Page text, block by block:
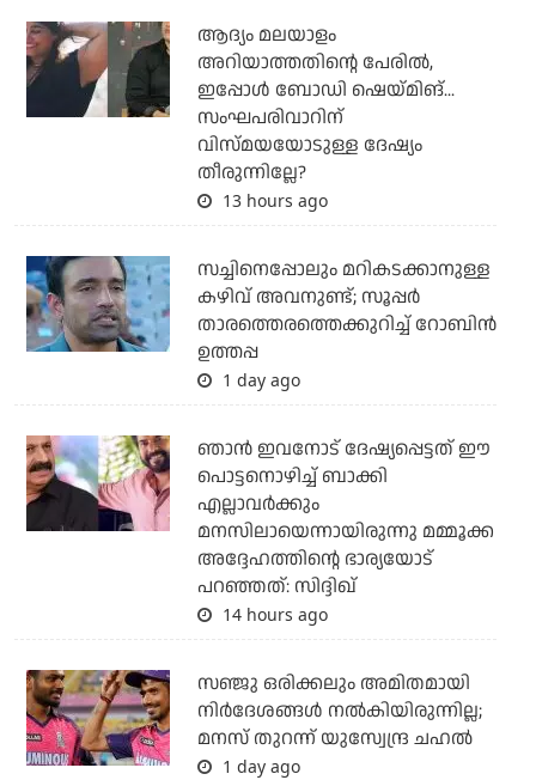
ആദ്യം മലയാളം
അറിയാത്തതിന്റെ പേരില്‍,
ഇപ്പോള്‍ ബോഡി ഷെയ്മിങ്...
സംഘപരിവാറിന്
വിസ്മയയോടുള്ള ദേഷ്യം
തീരുന്നില്ലേ?
13 hours ago
സച്ചിനെപ്പോലും മറികടക്കാനുള്ള
കഴിവ് അവനുണ്ട്; സൂപ്പര്‍
താരത്തെരത്തെക്കുറിച്ച് റോബിന്‍
ഉത്തപ്പ
1 day ago
ഞാന്‍ ഇവനോട് ദേഷ്യപ്പെട്ടത് ഈ
പൊട്ടനൊഴിച്ച് ബാക്കി
എല്ലാവര്‍ക്കും
മനസിലായെന്നായിരുന്നു മമ്മൂക്ക
അദ്ദേഹത്തിന്റെ ഭാര്യയോട്
പറഞ്ഞത്: സിദ്ദിഖ്
14 hours ago
സഞ്ജു ഒരിക്കലും അമിതമായി
നിര്‍ദേശങ്ങള്‍ നല്‍കിയിരുന്നില്ല;
മനസ് തുറന്ന് യുസ്വേന്ദ്ര ചഹല്‍
1 day ago